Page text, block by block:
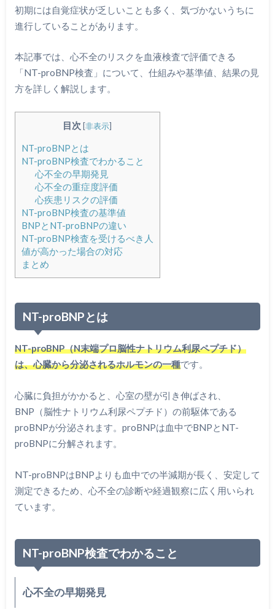
初期には自覚症状が乏しいことも多く、気づかないうちに
進行していることがあります。
本記事では、心不全のリスクを血液検査で評価できる
「NT-proBNP検査」について、仕組みや基準値、結果の見
方を詳しく解説します。
目次 [非表示]
NT-proBNPとは
NT-proBNP検査でわかること
心不全の早期発見
心不全の重症度評価
心疾患リスクの評価
NT-proBNP検査の基準値
BNPとNT-proBNPの違い
NT-proBNP検査を受けるべき人
値が高かった場合の対応
まとめ
NT-proBNPとは
NT-proBNP（N末端プロ脳性ナトリウム利尿ペプチド）
は、心臓から分泌されるホルモンの一種です。
心臓に負担がかかると、心室の壁が引き伸ばされ、
BNP（脳性ナトリウム利尿ペプチド）の前駆体である
proBNPが分泌されます。proBNPは血中でBNPとNT-
proBNPに分解されます。
NT-proBNPはBNPよりも血中での半減期が長く、安定して
測定できるため、心不全の診断や経過観察に広く用いられ
ています。
NT-proBNP検査でわかること
心不全の早期発見